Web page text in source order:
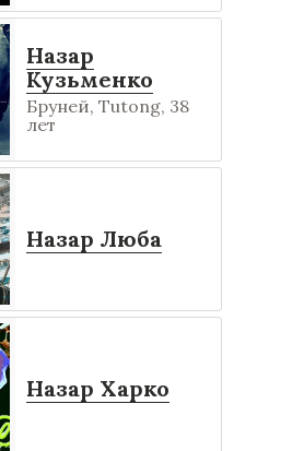
Назар
Кузьменко
Бруней, Tutong, 38
лет
Назар Люба
Назар Харко